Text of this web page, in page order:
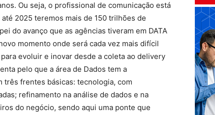
Ou seja, o profissional de comunicação está
2025 teremos mais de 150 trilhões de
do avanço que as agências tiveram em DATA
momento onde será cada vez mais difícil
evoluir e inovar desde a coleta ao delivery
pelo que a área de Dados tem a
três frentes básicas: tecnologia, com
refinamento na análise de dados e na
do negócio, sendo aqui uma ponte que